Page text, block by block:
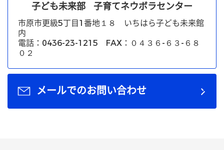
子ども未来部 子育てネウボラセンター
市原市更級5丁目1番地１８ いちはら子ども未来館
内
電話：0436-23-1215 FAX：０４３６-６３-６８
０２
メールでのお問い合わせ